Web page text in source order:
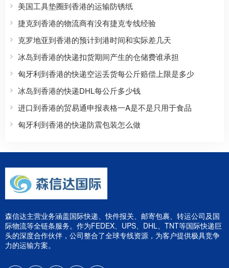
美国工具垫圈到香港的运输防锈纸
捷克到香港的物流商有没有捷克专线经验
克罗地亚到香港的预计到港时间和实际差几天
冰岛到香港的快递扣货期间产生的仓储费谁承担
匈牙利到香港的快递空运丢货每公斤赔偿上限是多少
冰岛到香港的快递DHL每公斤多少钱
进口到香港的贸易通申报表格一A是不是只用于食品
匈牙利到香港的快递防震包装怎么做
森信达主营业务涵盖国际快递、快件报关、邮寄包裹、转运公司及国
际物流等全链条服务。作为FEDEX、UPS、DHL、TNT等国际快递巨
头的深度合作伙伴，公司整合了全球专线资源，为客户提供极具竞争
力的运输方案。